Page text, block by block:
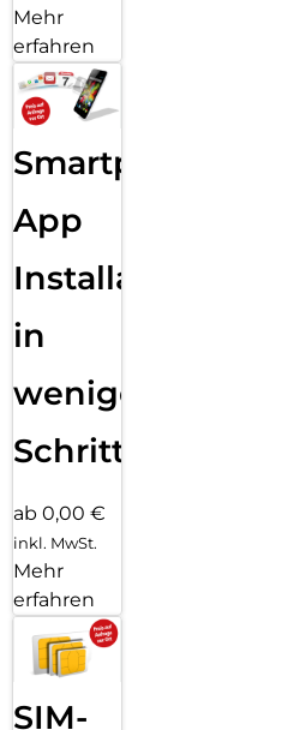
Mehr
erfahren
Smartphone
App
Installation
in
wenigen
Schritten
ab 0,00 €
inkl. MwSt.
Mehr
erfahren
SIM-